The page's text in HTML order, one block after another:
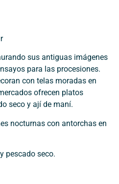
sus antiguas imágenes
para las procesiones.
con telas moradas en
ofrecen platos
seco y ají de maní.
nocturnas con antorchas en
pescado seco.